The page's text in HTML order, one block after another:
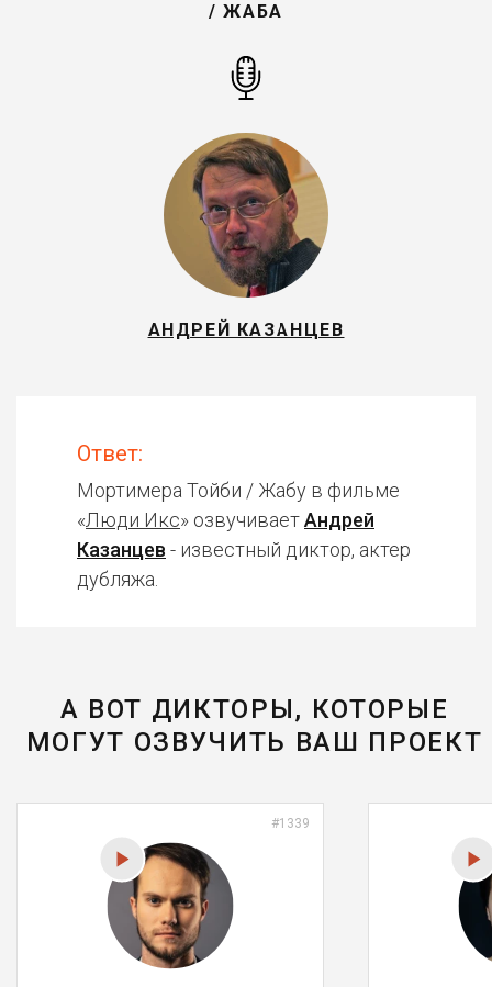
/ ЖАБА
АНДРЕЙ КАЗАНЦЕВ
Ответ:
Мортимера Тойби / Жабу в фильме
«Люди Икс» озвучиваетАндрей
Казанцев - известный диктор, актер
дубляжа.
А ВОТ ДИКТОРЫ, КОТОРЫЕ
МОГУТ ОЗВУЧИТЬ ВАШ ПРОЕКТ
#1339